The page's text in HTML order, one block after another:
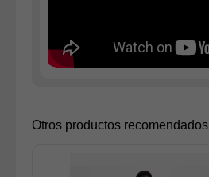
Otros productos recomendados